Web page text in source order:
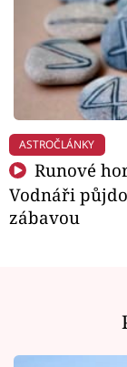
ASTROČLÁNKY
Runové
Vodnáři
zábavou